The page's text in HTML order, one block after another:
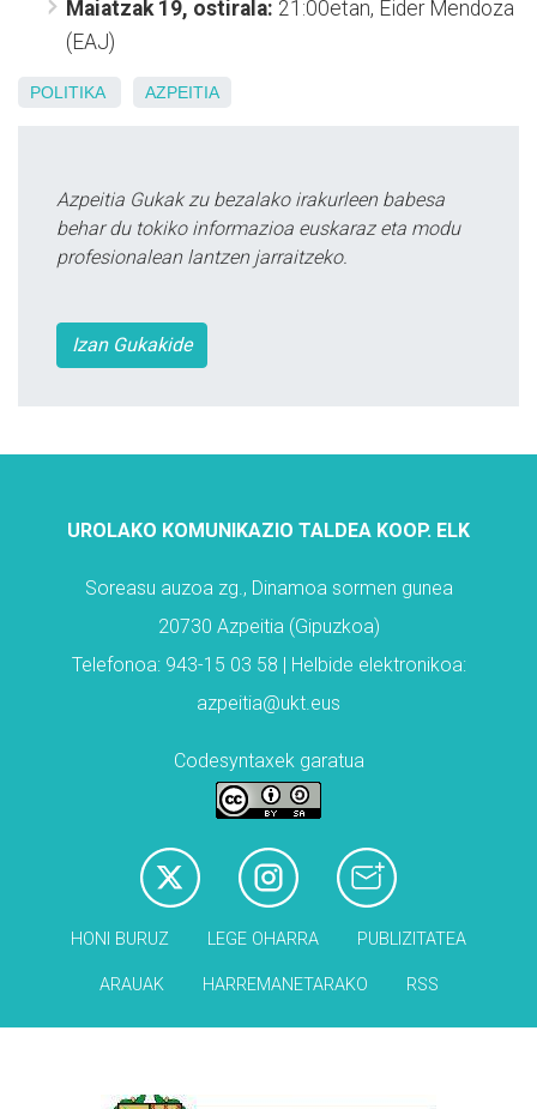
Maiatzak 19, ostirala: 21:00etan, Eider Mendoza
(EAJ)
POLITIKA AZPEITIA
Azpeitia Gukak zu bezalako irakurleen babesa
behar du tokiko informazioa euskaraz eta modu
profesionalean lantzen jarraitzeko.
Izan Gukakide
UROLAKO KOMUNIKAZIO TALDEA KOOP. ELK
Soreasu auzoa zg., Dinamoa sormen gunea
20730 Azpeitia (Gipuzkoa)
Telefonoa: 943-15 03 58 | Helbide elektronikoa:
azpeitia@ukt.eus
Codesyntaxek garatua
HONI BURUZ LEGE OHARRA PUBLIZITATEA
ARAUAK HARREMANETARAKO RSS